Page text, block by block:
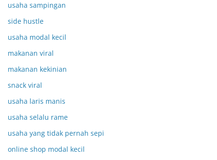
usaha sampingan
side hustle
usaha modal kecil
makanan viral
makanan kekinian
snack viral
usaha laris manis
usaha selalu rame
usaha yang tidak pernah sepi
online shop modal kecil